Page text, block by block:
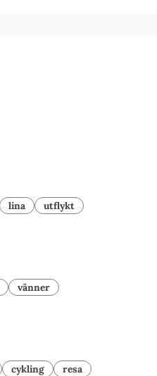
lina utflykt
vänner
cykling resa